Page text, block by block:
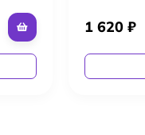
1 620 ₽